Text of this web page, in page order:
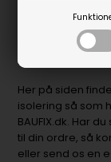
Rørskåle
Køb Rockwool
Her på siden
isolering så som
BAUFIX.dk. Har
til din ordre, så
eller send os en